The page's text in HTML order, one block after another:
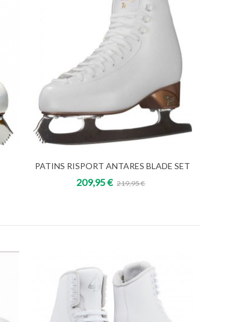
Add to cart
PATINS RISPORT ANTARES BLADE SET
209,95 € 219,95 €